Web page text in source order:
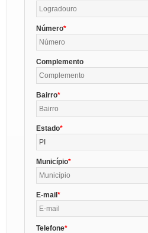
Número
Complemento
Bairro
Estado
PI
Município
E-mail
Telefone